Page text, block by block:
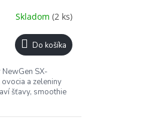
A
R
M
O
Skladom (2 ks)
Do košíka
SX-
a zeleniny
šťavy, smoothie